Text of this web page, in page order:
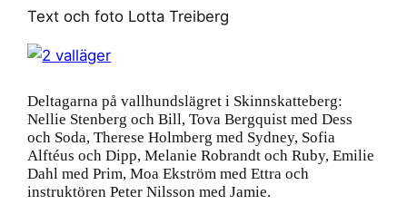
Text och foto Lotta Treiberg
Deltagarna på vallhundslägret i Skinnskatteberg:
Nellie Stenberg och Bill, Tova Bergquist med Dess
och Soda, Therese Holmberg med Sydney, Sofia
Alftéus och Dipp, Melanie Robrandt och Ruby, Emilie
Dahl med Prim, Moa Ekström med Ettra och
instruktören Peter Nilsson med Jamie.